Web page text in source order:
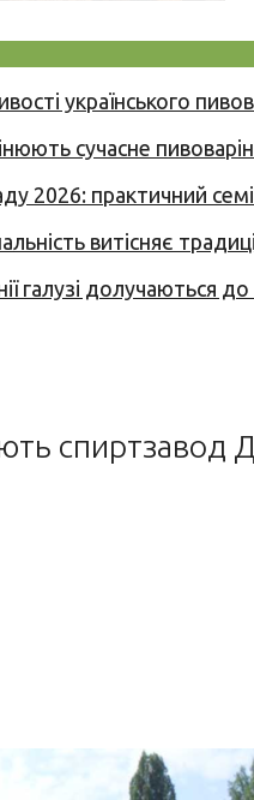
українського
сучасне
2026: практичний
витісняє
галузі долучаються до
спиртзавод